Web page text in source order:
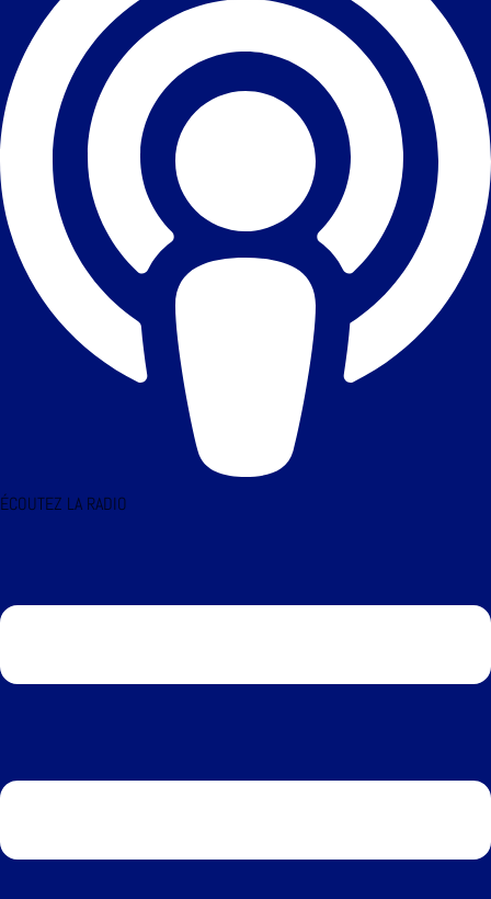
ÉCOUTEZ LA RADIO